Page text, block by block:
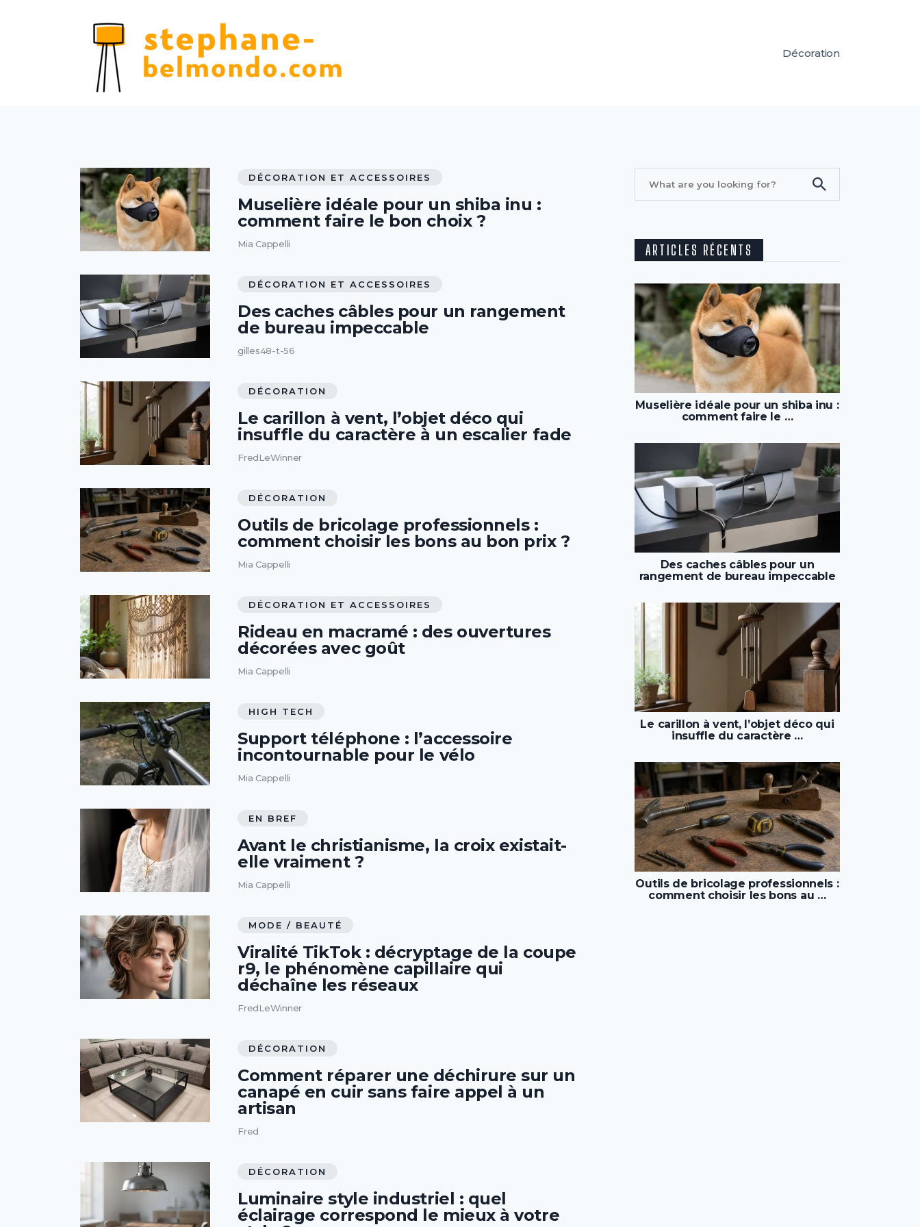
Décoration
DÉCORATION ET ACCESSOIRES
Muselière idéale pour un shiba inu :
comment faire le bon choix ?
Mia Cappelli
DÉCORATION ET ACCESSOIRES
Des caches câbles pour un rangement
de bureau impeccable
gilles48-t-56
DÉCORATION
Le carillon à vent, l’objet déco qui
insuffle du caractère à un escalier fade
FredLeWinner
DÉCORATION
Outils de bricolage professionnels :
comment choisir les bons au bon prix ?
Mia Cappelli
DÉCORATION ET ACCESSOIRES
Rideau en macramé : des ouvertures
décorées avec goût
Mia Cappelli
HIGH TECH
Support téléphone : l’accessoire
incontournable pour le vélo
Mia Cappelli
EN BREF
Avant le christianisme, la croix existait-
elle vraiment ?
Mia Cappelli
MODE / BEAUTÉ
Viralité TikTok : décryptage de la coupe
r9, le phénomène capillaire qui
déchaîne les réseaux
FredLeWinner
DÉCORATION
Comment réparer une déchirure sur un
canapé en cuir sans faire appel à un
artisan
Fred
DÉCORATION
Luminaire style industriel : quel
éclairage correspond le mieux à votre
ARTICLES RÉCENTS
Muselière idéale pour un shiba inu :
comment faire le …
Des caches câbles pour un
rangement de bureau impeccable
Le carillon à vent, l’objet déco qui
insuffle du caractère …
Outils de bricolage professionnels :
comment choisir les bons au …